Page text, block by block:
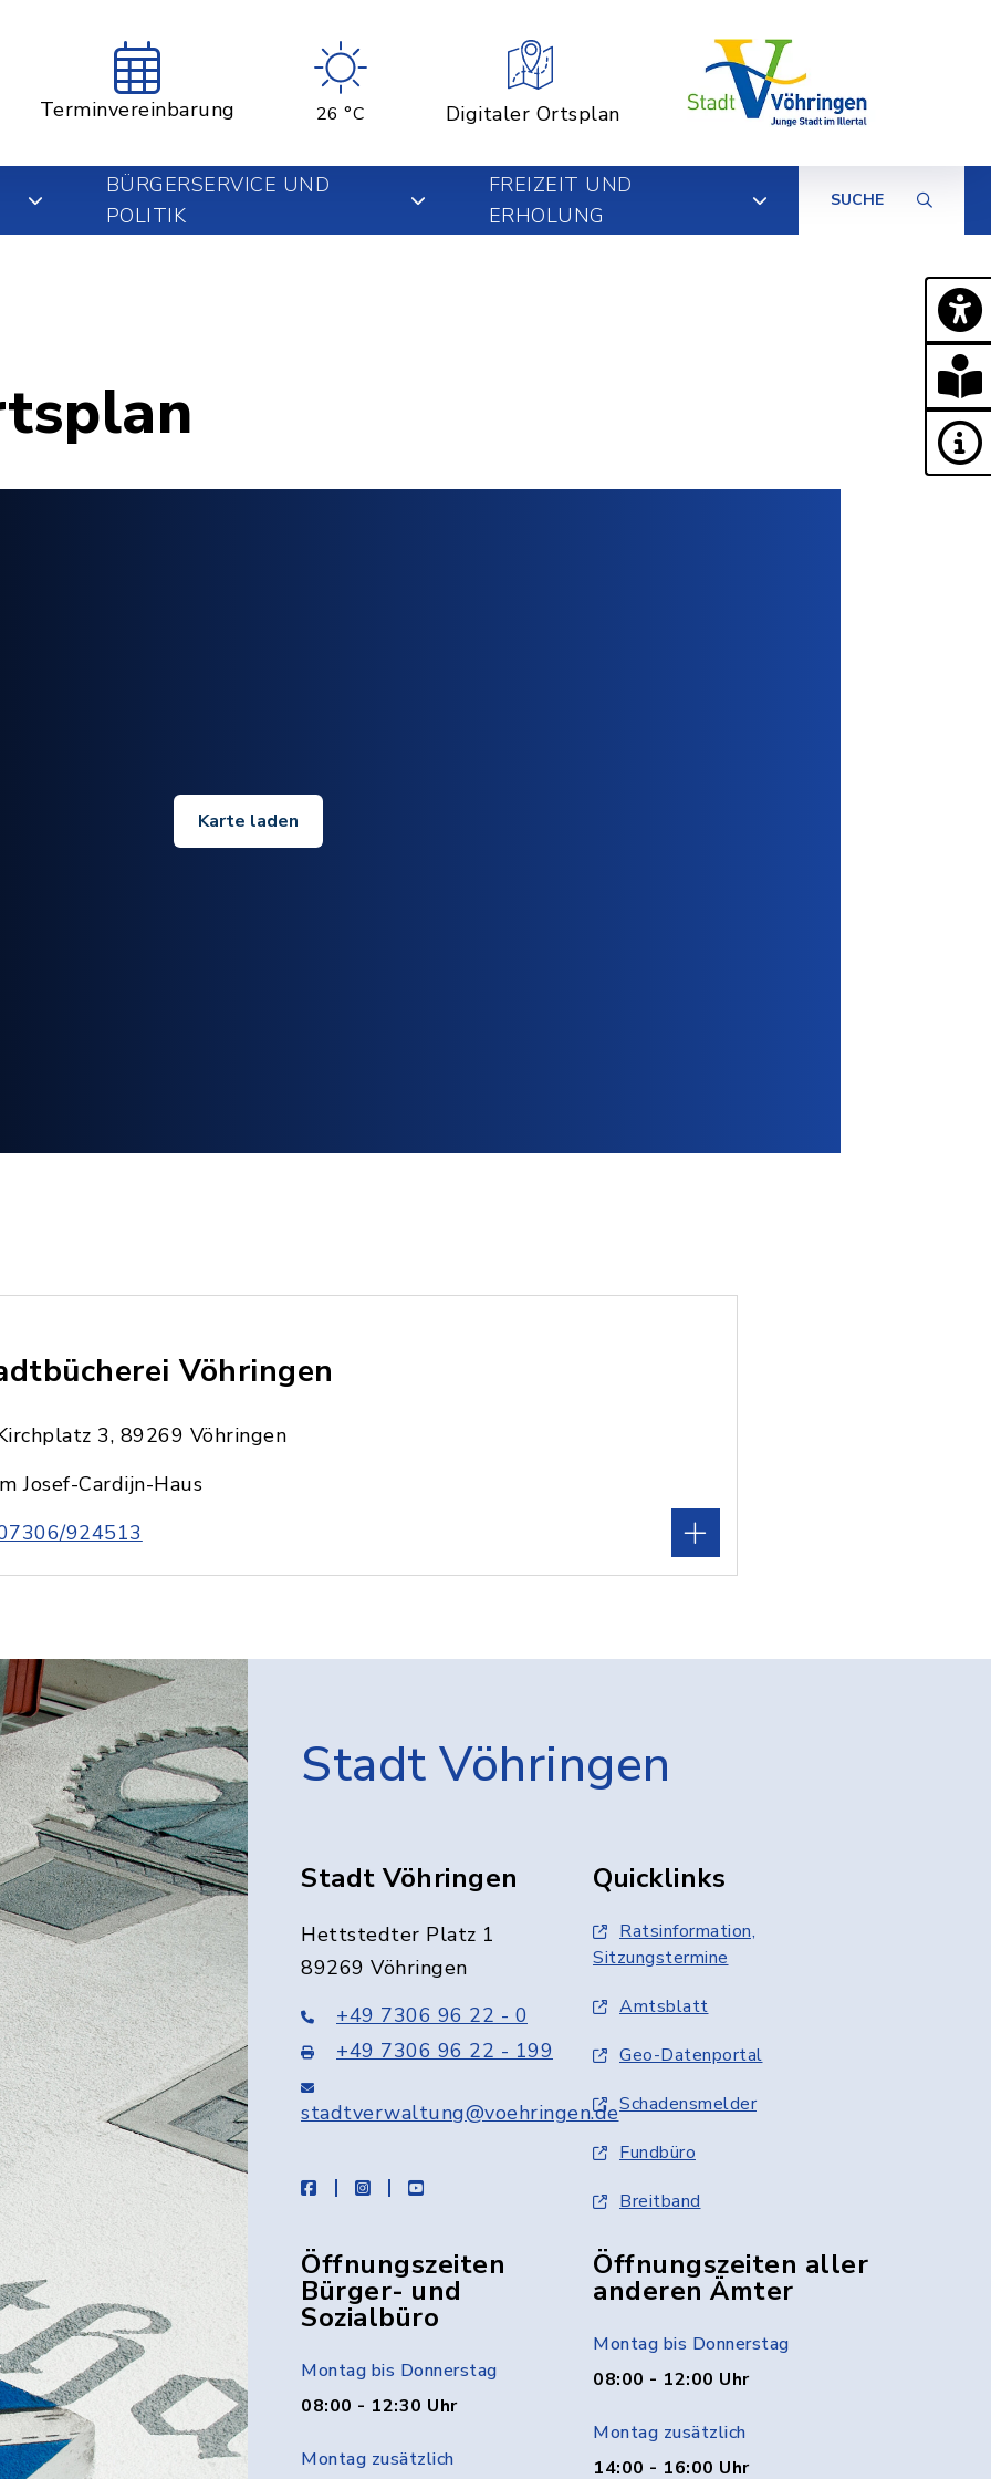
Terminvereinbarung 26 °C Digitaler Ortsplan
BÜRGERSERVICE UND
POLITIK
FREIZEIT UND
ERHOLUNG
SUCHE
Karte laden
Vöhringen
3, 89269 Vöhringen
Josef-Cardijn-Haus
924513
Stadt Vöhringen
Stadt Vöhringen
Hettstedter Platz 1
89269 Vöhringen
+49 7306 96 22 - 0
+49 7306 96 22 - 199
stadtverwaltung@voehringen.de
facebookinstagramyoutube
Quicklinks
Ratsinformation,
Sitzungstermine
Amtsblatt
Geo-Datenportal
Schadensmelder
Fundbüro
Breitband
Öffnungszeiten
Bürger- und
Sozialbüro
Montag bis Donnerstag
08:00 - 12:30 Uhr
Montag zusätzlich
Öffnungszeiten aller
anderen Ämter
Montag bis Donnerstag
08:00 - 12:00 Uhr
Montag zusätzlich
14:00 - 16:00 Uhr